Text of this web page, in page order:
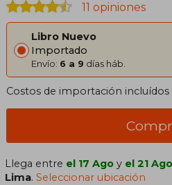
11 opiniones
Libro Nuevo
Importado
Envío: 6 a 9 días háb.
Costos de importación incluídos
Llega entre el 17 Ago y el 21 Ago
Lima.Seleccionar ubicación